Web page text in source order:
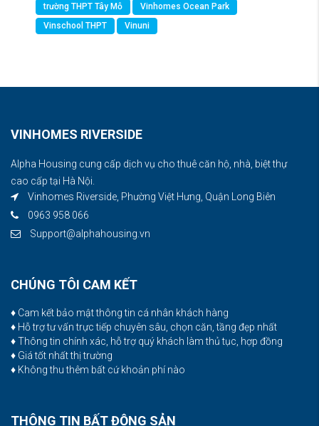
trường THPT Tây Mỗ
Vinhomes Ocean Park
Vinschool THPT
Vinuni
VINHOMES RIVERSIDE
Alpha Housing cung cấp dịch vụ cho thuê căn hộ, nhà, biệt thự
cao cấp tại Hà Nội.
Vinhomes Riverside, Phường Việt Hưng, Quận Long Biên
0963 958 066
Support@alphahousing.vn
CHÚNG TÔI CAM KẾT
♦ Cam kết bảo mật thông tin cá nhân khách hàng
♦ Hỗ trợ tư vấn trực tiếp chuyên sâu, chọn căn, tầng đẹp nhất
♦ Thông tin chính xác, hỗ trợ quý khách làm thủ tục, hợp đồng
♦ Giá tốt nhất thị trường
♦ Không thu thêm bất cứ khoản phí nào
THÔNG TIN BẤT ĐỘNG SẢN